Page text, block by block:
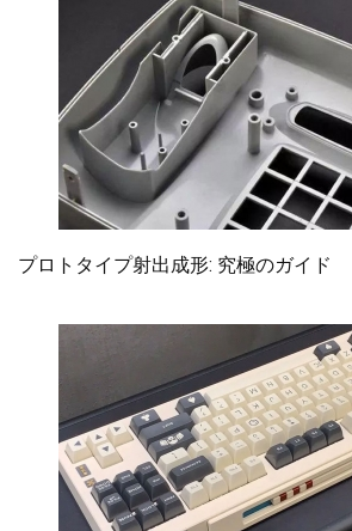
プロトタイプ射出成形: 究極のガイド